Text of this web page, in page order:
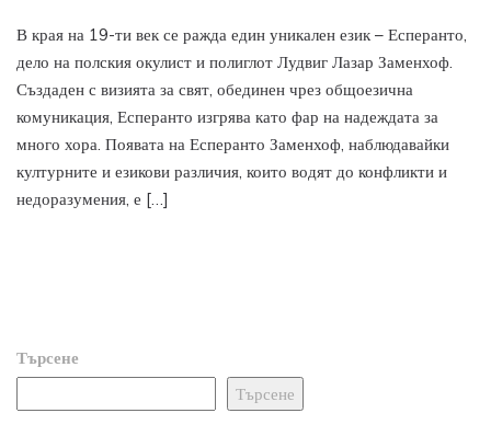
В края на 19-ти век се ражда един уникален език – Есперанто,
дело на полския окулист и полиглот Лудвиг Лазар Заменхоф.
Създаден с визията за свят, обединен чрез общоезична
комуникация, Есперанто изгрява като фар на надеждата за
много хора. Появата на Есперанто Заменхоф, наблюдавайки
културните и езикови различия, които водят до конфликти и
недоразумения, е […]
Търсене
Търсене